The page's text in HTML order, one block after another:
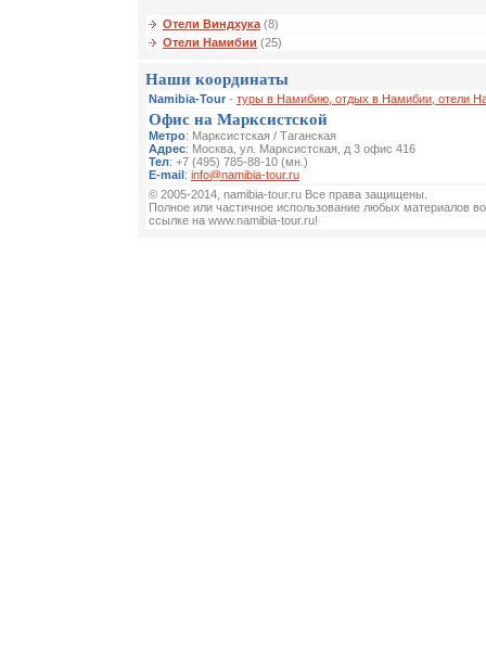
Отели Виндхука(8)
Отели Намибии (25)
Наши координаты
Namibia-Tour - туры в Намибию, отдых в Намибии, отели
Офис на Марксистской
Метро: Марксистская / Таганская
Адрес: Москва, ул. Марксистская, д 3 офис 416
Тел: +7 (495) 785-88-10 (мн.)
E-mail: info@namibia-tour.ru
© 2005-2014, namibia-tour.ru Все права защищены.
Полное или частичное использование любых материалов
ссылке на www.namibia-tour.ru!